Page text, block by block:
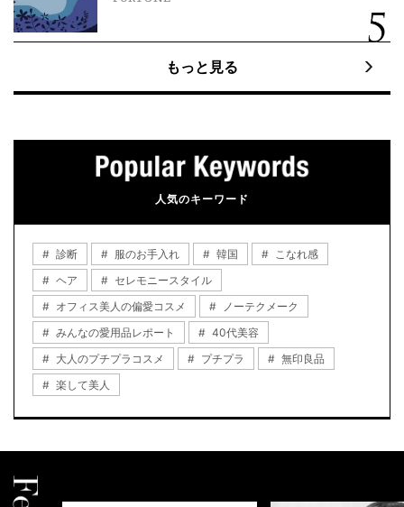
もっと見る
人気のキーワード
診断 服のお手入れ 韓国
こなれ感
ヘア
セレモニースタイル
オフィス美人の偏愛コスメ
ノーテクメーク
みんなの愛用品レポート
40代美容
大人のプチプラコスメ
プチプラ
無印良品
楽して美人